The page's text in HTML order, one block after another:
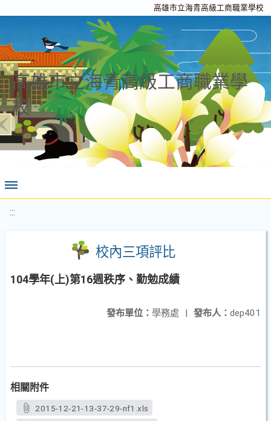
高雄市立海青高級工商職業學校
高雄市立海青高級工商職業學
校
:::
校內三項評比
104學年(上)第16週秩序、勤勉成績
發布人： dep401
發布單位： 學務處 |
相關附件
2015-12-21-13-37-29-nf1.xls